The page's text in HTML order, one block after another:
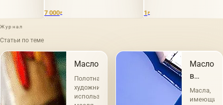
Журнал
Статьи по теме
Масло
Полотна
художников
использующих
Масло
в
Масла,
имеющие